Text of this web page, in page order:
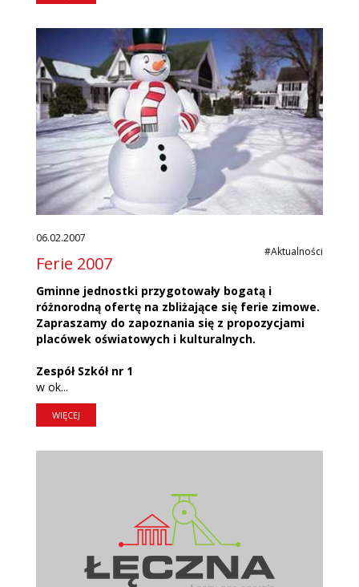
06.02.2007
#Aktualności
Ferie 2007
Gminne jednostki przygotowały bogatą i
różnorodną ofertę na zbliżające się ferie zimowe.
Zapraszamy do zapoznania się z propozycjami
placówek oświatowych i kulturalnych.
Zespół Szkół nr 1
w ok...
WIĘCEJ